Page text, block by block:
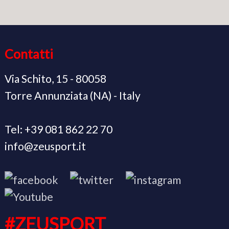
Contatti
Via Schito, 15 - 80058
Torre Annunziata (NA) - Italy
Tel: +39 081 862 22 70
info@zeusport.it
#ZEUSPORT